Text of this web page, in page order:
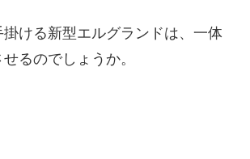
ける新型エルグランドは、一体
るのでしょうか。